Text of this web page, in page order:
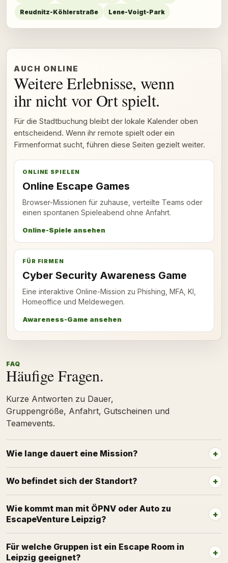
Reudnitz-Köhlerstraße Lene-Voigt-Park
AUCH ONLINE
Weitere Erlebnisse, wenn
ihr nicht vor Ort spielt.
Für die Stadtbuchung bleibt der lokale Kalender oben
entscheidend. Wenn ihr remote spielt oder ein
Firmenformat sucht, führen diese Seiten gezielt weiter.
ONLINE SPIELEN
Online Escape Games
Browser-Missionen für zuhause, verteilte Teams oder
einen spontanen Spieleabend ohne Anfahrt.
Online-Spiele ansehen
FÜR FIRMEN
Cyber Security Awareness Game
Eine interaktive Online-Mission zu Phishing, MFA, KI,
Homeoffice und Meldewegen.
Awareness-Game ansehen
FAQ
Häufige Fragen.
Kurze Antworten zu Dauer,
Gruppengröße, Anfahrt, Gutscheinen und
Teamevents.
Wie lange dauert eine Mission?
Wo befindet sich der Standort?
Wie kommt man mit ÖPNV oder Auto zu
EscapeVenture Leipzig?
Für welche Gruppen ist ein Escape Room in
Leipzig geeignet?